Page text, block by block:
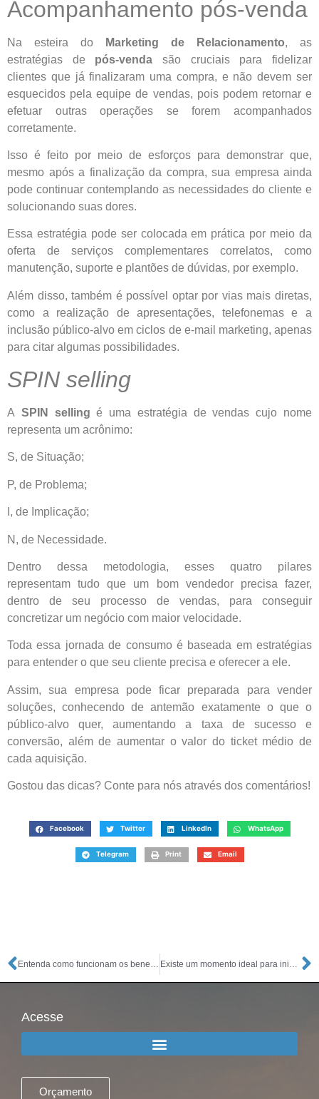
Acompanhamento pós-venda
Na esteira do Marketing de Relacionamento, as
estratégias de pós-venda são cruciais para fidelizar
clientes que já finalizaram uma compra, e não devem ser
esquecidos pela equipe de vendas, pois podem retornar e
efetuar outras operações se forem acompanhados
corretamente.
Isso é feito por meio de esforços para demonstrar que,
mesmo após a finalização da compra, sua empresa ainda
pode continuar contemplando as necessidades do cliente e
solucionando suas dores.
Essa estratégia pode ser colocada em prática por meio da
oferta de serviços complementares correlatos, como
manutenção, suporte e plantões de dúvidas, por exemplo.
Além disso, também é possível optar por vias mais diretas,
como a realização de apresentações, telefonemas e a
inclusão público-alvo em ciclos de e-mail marketing, apenas
para citar algumas possibilidades.
SPIN selling
A SPIN selling é uma estratégia de vendas cujo nome
representa um acrônimo:
S, de Situação;
P, de Problema;
I, de Implicação;
N, de Necessidade.
Dentro dessa metodologia, esses quatro pilares
representam tudo que um bom vendedor precisa fazer,
dentro de seu processo de vendas, para conseguir
concretizar um negócio com maior velocidade.
Toda essa jornada de consumo é baseada em estratégias
para entender o que seu cliente precisa e oferecer a ele.
Assim, sua empresa pode ficar preparada para vender
soluções, conhecendo de antemão exatamente o que o
público-alvo quer, aumentando a taxa de sucesso e
conversão, além de aumentar o valor do ticket médio de
cada aquisição.
Gostou das dicas? Conte para nós através dos comentários!
Facebook Twitter LinkedIn WhatsApp
Telegram Print Email
Entenda como funcionam os benefícios fiscais Existe um momento ideal para iniciar um novo negócio?
Acesse
Orçamento